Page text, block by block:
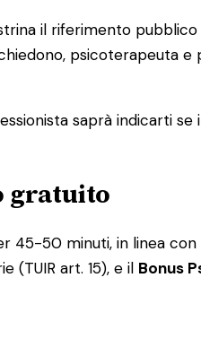
il riferimento
psicoterapeuta
saprà indicarti
gratuito
45-50 minuti, in linea
(TUIR art. 15), e il Bonus